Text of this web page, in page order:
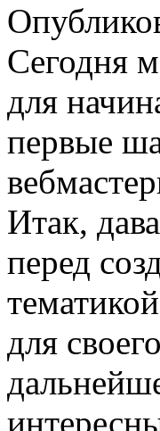
Сегодня
для
первые
Итак,
перед
для